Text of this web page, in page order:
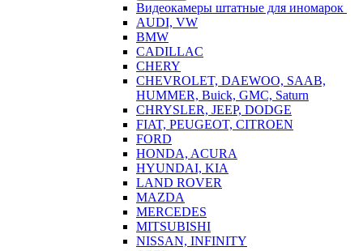
Видеокамеры штатные для иномарок
AUDI, VW
BMW
CADILLAC
CHERY
CHEVROLET, DAEWOO, SAAB,
HUMMER, Buick, GMC, Saturn
CHRYSLER, JEEP, DODGE
FIAT, PEUGEOT, CITROEN
FORD
HONDA, ACURA
HYUNDAI, KIA
LAND ROVER
MAZDA
MERCEDES
MITSUBISHI
NISSAN, INFINITY